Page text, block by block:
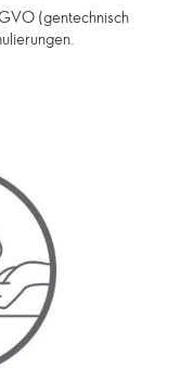
(gentechnisch